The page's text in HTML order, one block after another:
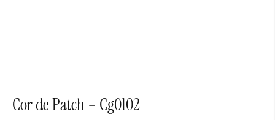
Cor de Patch – Cg0102